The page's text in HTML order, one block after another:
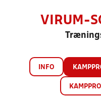
VIRUM-
INFO